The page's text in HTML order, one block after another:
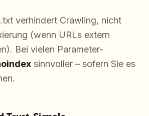
verhindert Crawling, nicht
(wenn URLs extern
Bei vielen Parameter-
sinnvoller – sofern Sie es